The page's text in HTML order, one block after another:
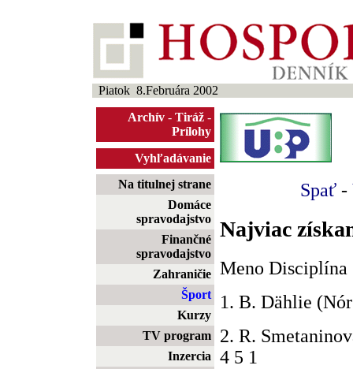
Piatok 8.Februára 2002
Archív - Tiráž -
Prílohy
Vyhľadávanie
Na titulnej strane
Domáce
spravodajstvo
Finančné
spravodajstvo
Zahraničie
Šport
Kurzy
TV program
Inzercia
Spať -
Najviac
Meno Disciplína
1. B. Dählie
2. R.
4 5 1